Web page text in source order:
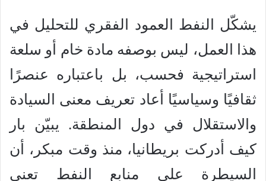
يشكّل النفط العمود الفقري للتحليل في
هذا العمل، ليس بوصفه مادة خام أو سلعة
استراتيجية فحسب، بل باعتباره عنصرًا
ثقافيًا وسياسيًا أعاد تعريف معنى السيادة
والاستقلال في دول المنطقة. يبيّن بار
كيف أدركت بريطانيا، منذ وقت مبكر، أن
السيطرة على منابع النفط تعني